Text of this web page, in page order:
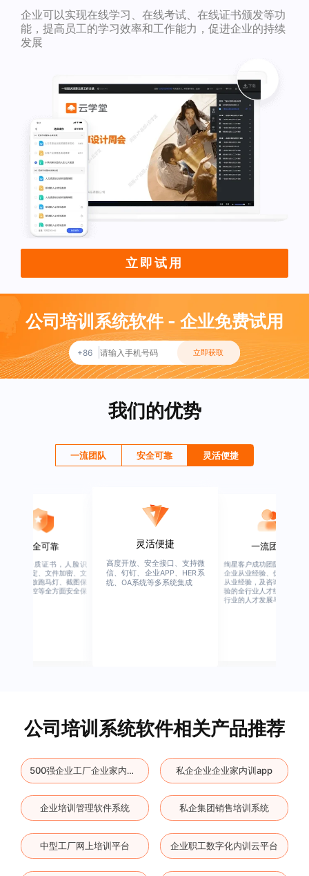
企业可以实现在线学习、在线考试、在线证书颁发等功
能，提高员工的学习效率和工作能力，促进企业的持续
发展
立即试用
公司培训系统软件 - 企业免费试用
+86 立即获取
我们的优势
一流团队 安全可靠 灵活便捷
灵活便捷
度开放、安全接口、支持微
、钉钉、企业APP、HER系
、OA系统等多系统集成
一流团队
绚星客户成功团队，由有多年
企业从业经验、优秀培训机构
从业经验，及咨询公司从业经
公司培训系统软件相关产品推荐
500强企业工厂企业家内训工具 私企企业企业家内训app
企业培训管理软件系统 私企集团销售培训系统
中型工厂网上培训平台 企业职工数字化内训云平台